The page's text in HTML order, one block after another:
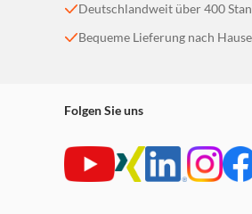
Deutschlandweit über 400
Bequeme Lieferung nach Hause
Folgen Sie uns